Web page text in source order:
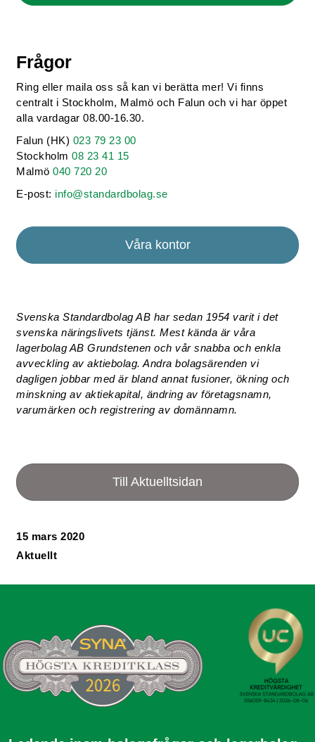
Frågor
Ring eller maila oss så kan vi berätta mer! Vi finns
centralt i Stockholm, Malmö och Falun och vi har öppet
alla vardagar 08.00-16.30.
Falun (HK) 023 79 23 00
Stockholm08 23 41 15
Malmö040 720 20
E-post: info@standardbolag.se
Våra kontor
Svenska Standardbolag AB har sedan 1954 varit i det
svenska näringslivets tjänst. Mest kända är våra
lagerbolag AB Grundstenen och vår snabba och enkla
avveckling av aktiebolag. Andra bolagsärenden vi
dagligen jobbar med är bland annat fusioner, ökning och
minskning av aktiekapital, ändring av företagsnamn,
varumärken och registrering av domännamn.
Till Aktuelltsidan
15 mars 2020
Aktuellt